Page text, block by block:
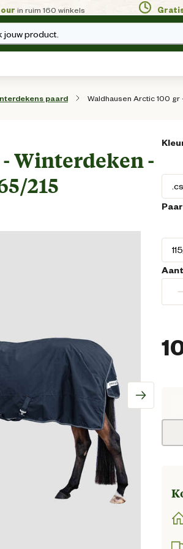
in ruim 160 winkels
jouw product.
paard Waldhausen Arctic 100
Winterdeken -
215